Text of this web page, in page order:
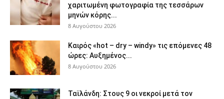
χαριτωμένη φωτογραφία της τεσσάρων
μηνών κόρης...
8 Αυγούστου 2026
Καιρός «hot – dry – windy» τις επόμενες 48
ώρες: Αυξημένος...
8 Αυγούστου 2026
Ταϊλάνδη: Στους 9 οι νεκροί μετά τον